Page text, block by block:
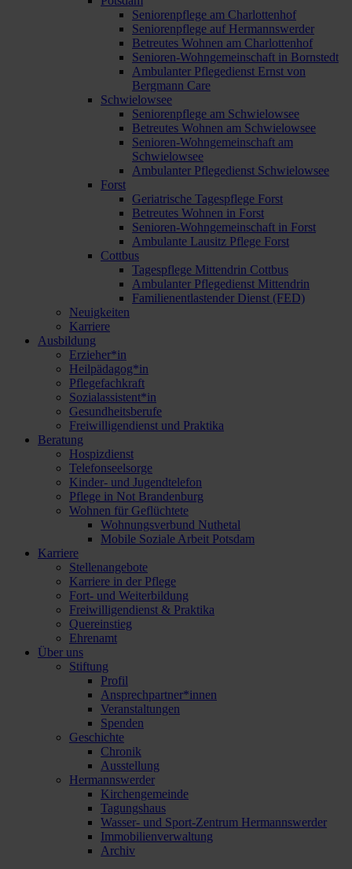
Seniorenpflege am Charlottenhof
Seniorenpflege auf Hermannswerder
Betreutes Wohnen am Charlottenhof
Senioren-Wohngemeinschaft in Bornstedt
Ambulanter Pflegedienst Ernst von
Bergmann Care
Schwielowsee
Seniorenpflege am Schwielowsee
Betreutes Wohnen am Schwielowsee
Senioren-Wohngemeinschaft am
Schwielowsee
Ambulanter Pflegedienst Schwielowsee
Forst
Geriatrische Tagespflege Forst
Betreutes Wohnen in Forst
Senioren-Wohngemeinschaft in Forst
Ambulante Lausitz Pflege Forst
Cottbus
Tagespflege Mittendrin Cottbus
Ambulanter Pflegedienst Mittendrin
Familienentlastender Dienst (FED)
Neuigkeiten
Karriere
Ausbildung
Erzieher*in
Heilpädagog*in
Pflegefachkraft
Sozialassistent*in
Gesundheitsberufe
Freiwilligendienst und Praktika
Beratung
Hospizdienst
Telefonseelsorge
Kinder- und Jugendtelefon
Pflege in Not Brandenburg
Wohnen für Geflüchtete
Wohnungsverbund Nuthetal
Mobile Soziale Arbeit Potsdam
Karriere
Stellenangebote
Karriere in der Pflege
Fort- und Weiterbildung
Freiwilligendienst & Praktika
Quereinstieg
Ehrenamt
Über uns
Stiftung
Profil
Ansprechpartner*innen
Veranstaltungen
Spenden
Geschichte
Chronik
Ausstellung
Hermannswerder
Kirchengemeinde
Tagungshaus
Wasser- und Sport-Zentrum Hermannswerder
Immobilienverwaltung
Archiv